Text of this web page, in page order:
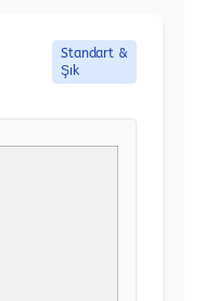
Standart &
Şık